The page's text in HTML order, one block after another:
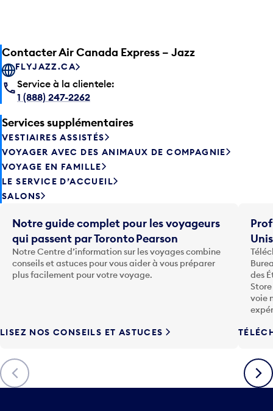
Contacter Air Canada Express – Jazz
FLYJAZZ.CA
Service à la clientele:
1 (888) 247-2262
Services supplémentaires
VESTIAIRES ASSISTÉS
VOYAGER AVEC DES ANIMAUX DE COMPAGNIE
VOYAGE EN FAMILLE
LE SERVICE D’ACCUEIL
SALONS
Précédent
Notre guide complet pour les voyageurs
qui passent par Toronto Pearson
Notre Centre d’information sur les voyages combine
conseils et astuces pour vous aider à vous préparer
plus facilement pour votre voyage.
LISEZ NOS CONSEILS ET ASTUCES
des
voie